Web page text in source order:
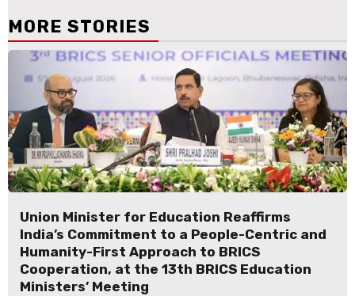
MORE STORIES
Union Minister for Education Reaffirms
India’s Commitment to a People-Centric and
Humanity-First Approach to BRICS
Cooperation, at the 13th BRICS Education
Ministers’ Meeting